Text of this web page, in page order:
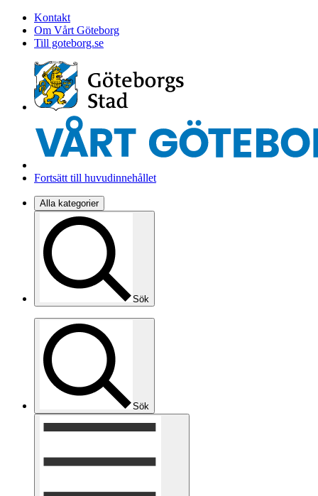
Kontakt
Om Vårt Göteborg
Till goteborg.se
Fortsätt till huvudinnehållet
Alla kategorier
Sök
Sök